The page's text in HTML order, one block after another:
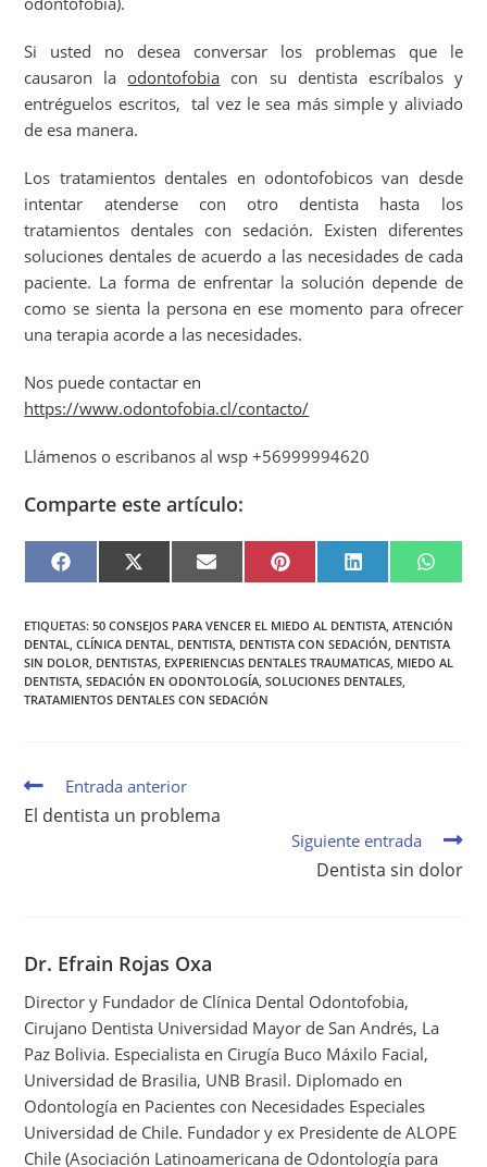
Si usted no desea conversar los problemas que le
causaron la odontofobia con su dentista escríbalos y
entréguelos escritos, tal vez le sea más simple y aliviado
de esa manera.
Los tratamientos dentales en odontofobicos van desde
intentar atenderse con otro dentista hasta los
tratamientos dentales con sedación. Existen diferentes
soluciones dentales de acuerdo a las necesidades de cada
paciente. La forma de enfrentar la solución depende de
como se sienta la persona en ese momento para ofrecer
una terapia acorde a las necesidades.
Nos puede contactar en
https://www.odontofobia.cl/contacto/
Llámenos o escribanos al wsp +56999994620
Comparte este artículo:
F
A
B
O
O
K
X
(
I
T
T
E
R
)
E
M
L
P
I
E
R
E
S
T
L
I
E
D
I
N
W
H
S
A
P
P
ETIQUETAS:50 CONSEJOS PARA VENCER EL MIEDO AL DENTISTA ATENCIÓN
DENTAL
CLÍNICA DENTAL DENTISTA DENTISTA CON SEDACIÓN DENTISTA
SIN DOLOR DENTISTAS EXPERIENCIAS DENTALES TRAUMATICAS MIEDO AL
DENTISTA SEDACIÓN EN ODONTOLOGÍA SOLUCIONES DENTALES
TRATAMIENTOS DENTALES CON SEDACIÓN
Entrada anterior
El dentista un problema
Siguiente entrada
Dentista sin dolor
Dr. Efrain Rojas Oxa
Director y Fundador de Clínica Dental Odontofobia,
Cirujano Dentista Universidad Mayor de San Andrés, La
Paz Bolivia. Especialista en Cirugía Buco Máxilo Facial,
Universidad de Brasilia, UNB Brasil. Diplomado en
Odontología en Pacientes con Necesidades Especiales
Universidad de Chile. Fundador y ex Presidente de ALOPE
Chile (Asociación Latinoamericana de Odontología para